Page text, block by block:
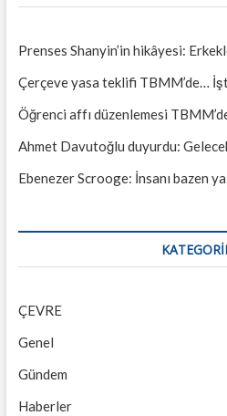
Prenses Shanyin’in hikâyesi:
Çerçeve yasa teklifi TBMM’de…
Öğrenci affı düzenlemesi
Ahmet Davutoğlu duyurdu:
Ebenezer Scrooge: İnsanı bazen
ÇEVRE
Genel
Gündem
Haberler